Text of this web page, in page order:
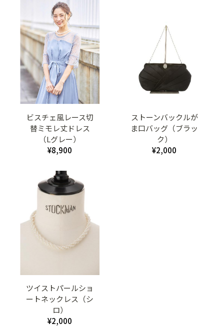
ビスチェ風レース切
替ミモレ丈ドレス
（Lグレー）
¥8,900
ストーンバックルが
ま口バッグ（ブラッ
ク）
¥2,000
ツイストパールショ
ートネックレス（シ
ロ）
¥2,000